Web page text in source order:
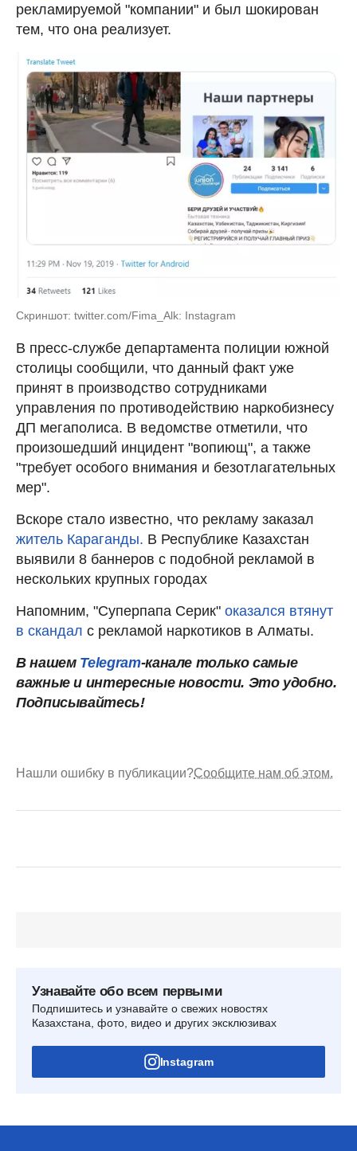
рекламируемой "компании" и был шокирован
тем, что она реализует.
Скриншот: twitter.com/Fima_Alk: Instagram
В пресс-службе департамента полиции южной
столицы сообщили, что данный факт уже
принят в производство сотрудниками
управления по противодействию наркобизнесу
ДП мегаполиса. В ведомстве отметили, что
произошедший инцидент "вопиющ", а также
"требует особого внимания и безотлагательных
мер".
Вскоре стало известно, что рекламу заказал
житель Караганды. В Республике Казахстан
выявили 8 баннеров с подобной рекламой в
нескольких крупных городах
Напомним, "Суперпапа Серик" оказался втянут
в скандал с рекламой наркотиков в Алматы.
В нашем Telegram-канале только самые
важные и интересные новости. Это удобно.
Подписывайтесь!
Нашли ошибку в публикации?Сообщите нам об этом.
Узнавайте обо всем первыми
Подпишитесь и узнавайте о свежих новостях
Казахстана, фото, видео и других эксклюзивах
Instagram